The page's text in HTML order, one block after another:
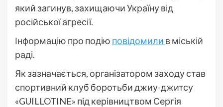
який загинув, захищаючи Україну від
російської агресії.
Інформацію про подію повідомили в міській
раді.
Як зазначається, організатором заходу став
спортивний клуб боротьби джиу-джитсу
«GUILLOTINE» під керівництвом Сергія